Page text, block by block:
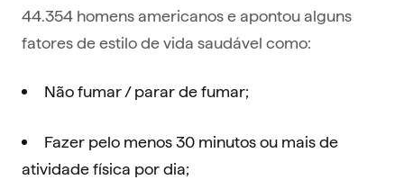
44.354 homens americanos e apontou alguns
fatores de estilo de vida saudável como:
Não fumar / parar de fumar;
‍Fazer pelo menos 30 minutos ou mais de
atividade física por dia;